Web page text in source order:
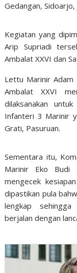
Gedangan,
Kegiatan yang
Arip Supriadi
Ambalat XXVI dan
Lettu Marinir Adam
Ambalat XXVI
dilaksanakan
Infanteri 3 Marinir
Grati, Pasuruan.
Sementara itu,
Marinir Eko Budi
mengecek
dipastikan pula
lengkap
berjalan dengan